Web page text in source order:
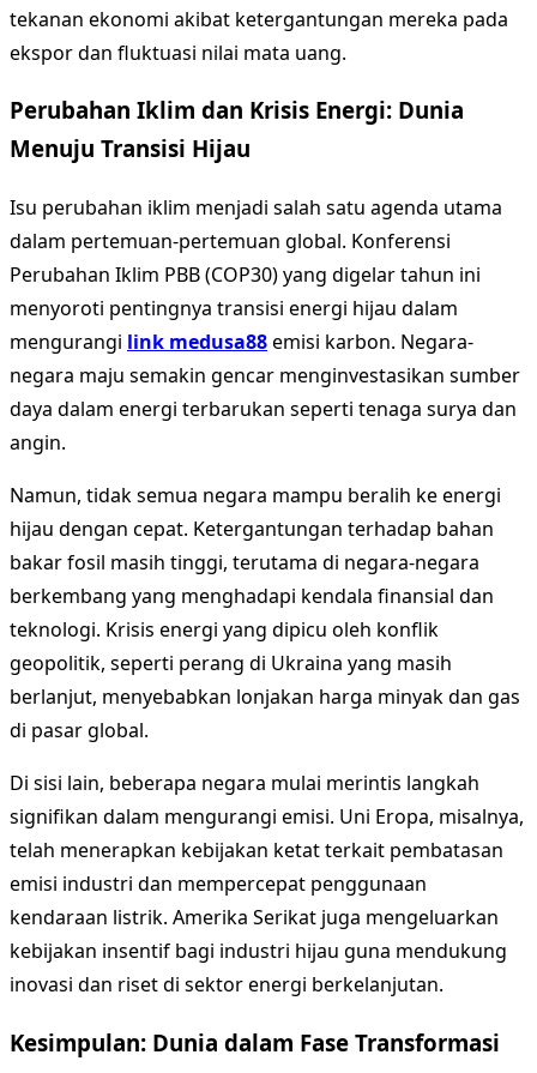
tekanan ekonomi akibat ketergantungan mereka pada
ekspor dan fluktuasi nilai mata uang.
Perubahan Iklim dan Krisis Energi: Dunia
Menuju Transisi Hijau
Isu perubahan iklim menjadi salah satu agenda utama
dalam pertemuan-pertemuan global. Konferensi
Perubahan Iklim PBB (COP30) yang digelar tahun ini
menyoroti pentingnya transisi energi hijau dalam
mengurangi link medusa88emisi karbon. Negara-
negara maju semakin gencar menginvestasikan sumber
daya dalam energi terbarukan seperti tenaga surya dan
angin.
Namun, tidak semua negara mampu beralih ke energi
hijau dengan cepat. Ketergantungan terhadap bahan
bakar fosil masih tinggi, terutama di negara-negara
berkembang yang menghadapi kendala finansial dan
teknologi. Krisis energi yang dipicu oleh konflik
geopolitik, seperti perang di Ukraina yang masih
berlanjut, menyebabkan lonjakan harga minyak dan gas
di pasar global.
Di sisi lain, beberapa negara mulai merintis langkah
signifikan dalam mengurangi emisi. Uni Eropa, misalnya,
telah menerapkan kebijakan ketat terkait pembatasan
emisi industri dan mempercepat penggunaan
kendaraan listrik. Amerika Serikat juga mengeluarkan
kebijakan insentif bagi industri hijau guna mendukung
inovasi dan riset di sektor energi berkelanjutan.
Kesimpulan: Dunia dalam Fase Transformasi